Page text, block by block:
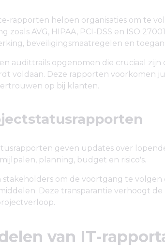
rapporten helpen organisaties om te
zoals AVG, HIPAA, PCI-DSS en ISO
beveiligingsmaatregelen en
audittrails opgenomen die cruciaal zijn
voldaan. Deze rapporten voorkomen
op bij klanten.
geven updates over
planning, budget en risico's.
stakeholders om de voortgang te
Deze transparantie verhoogt
van IT-